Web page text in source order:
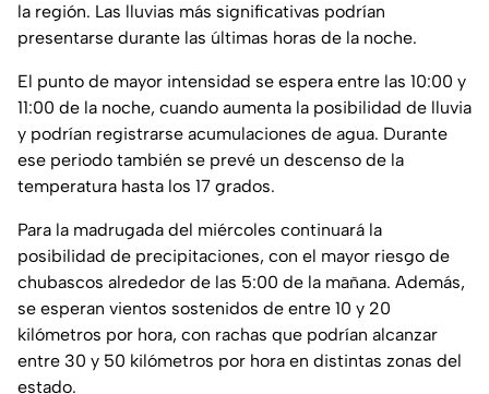
la región. Las lluvias más significativas podrían
presentarse durante las últimas horas de la noche.
El punto de mayor intensidad se espera entre las 10:00 y
11:00 de la noche, cuando aumenta la posibilidad de lluvia
y podrían registrarse acumulaciones de agua. Durante
ese periodo también se prevé un descenso de la
temperatura hasta los 17 grados.
Para la madrugada del miércoles continuará la
posibilidad de precipitaciones, con el mayor riesgo de
chubascos alrededor de las 5:00 de la mañana. Además,
se esperan vientos sostenidos de entre 10 y 20
kilómetros por hora, con rachas que podrían alcanzar
entre 30 y 50 kilómetros por hora en distintas zonas del
estado.